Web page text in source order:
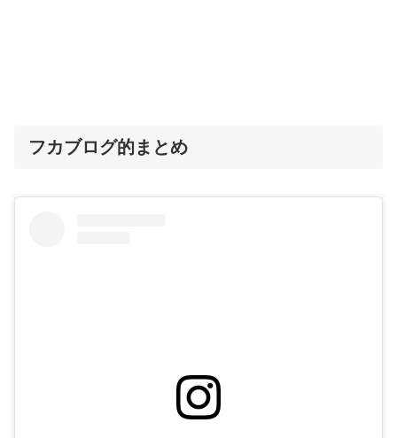
フカブログ的まとめ